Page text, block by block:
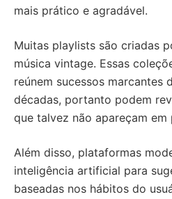
mais prático e agradável.
Muitas playlists são criadas
música vintage. Essas
reúnem sucessos marcantes
décadas, portanto podem
que talvez não apareçam em
Além disso, plataformas
inteligência artificial para
baseadas nos hábitos do